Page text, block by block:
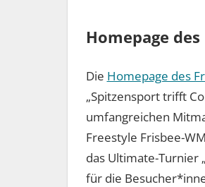
Homepage
Die Homepage des
„Spitzensport trifft
umfangreichen
Freestyle Frisbee-
das Ultimate-Turnier
für die